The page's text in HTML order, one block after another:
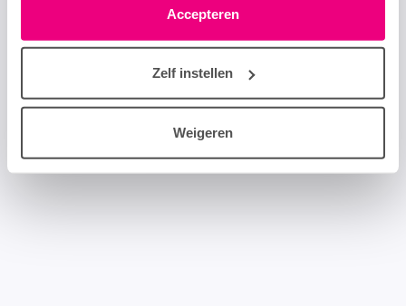
linksonder elke pagina. De lijst met partners is te vinden
in het tabblad “details”.
Accepteren
Zelf instellen
Weigeren